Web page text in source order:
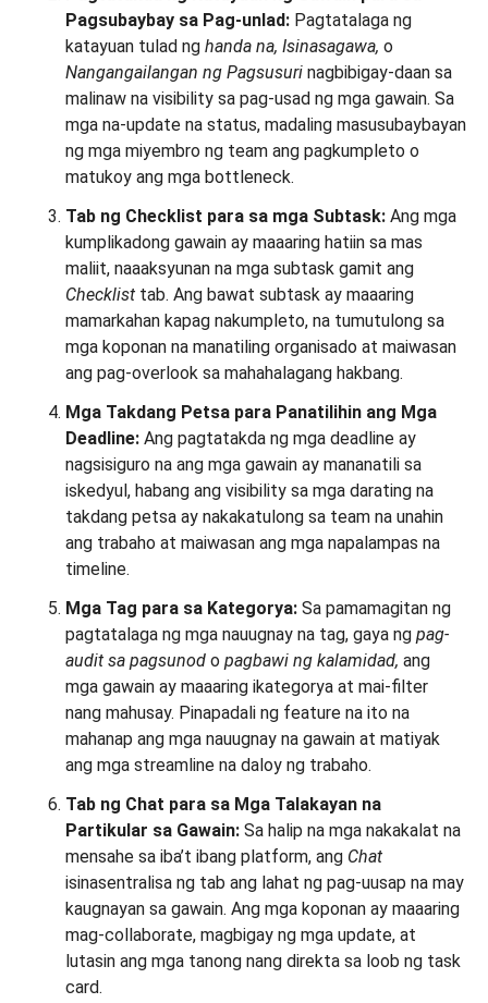
Pagsubaybay sa Pag-unlad: Pagtatalaga ng
katayuan tulad ng handa na, Isinasagawa, o
Nangangailangan ng Pagsusuri nagbibigay-daan sa
malinaw na visibility sa pag-usad ng mga gawain. Sa
mga na-update na status, madaling masusubaybayan
ng mga miyembro ng team ang pagkumpleto o
matukoy ang mga bottleneck.
Tab ng Checklist para sa mga Subtask: Ang mga
kumplikadong gawain ay maaaring hatiin sa mas
maliit, naaaksyunan na mga subtask gamit ang
Checklist tab. Ang bawat subtask ay maaaring
mamarkahan kapag nakumpleto, na tumutulong sa
mga koponan na manatiling organisado at maiwasan
ang pag-overlook sa mahahalagang hakbang.
Mga Takdang Petsa para Panatilihin ang Mga
Deadline: Ang pagtatakda ng mga deadline ay
nagsisiguro na ang mga gawain ay mananatili sa
iskedyul, habang ang visibility sa mga darating na
takdang petsa ay nakakatulong sa team na unahin
ang trabaho at maiwasan ang mga napalampas na
timeline.
Mga Tag para sa Kategorya: Sa pamamagitan ng
pagtatalaga ng mga nauugnay na tag, gaya ng pag-
audit sa pagsunod o pagbawi ng kalamidad, ang
mga gawain ay maaaring ikategorya at mai-filter
nang mahusay. Pinapadali ng feature na ito na
mahanap ang mga nauugnay na gawain at matiyak
ang mga streamline na daloy ng trabaho.
Tab ng Chat para sa Mga Talakayan na
Partikular sa Gawain: Sa halip na mga nakakalat na
mensahe sa iba’t ibang platform, ang Chat
isinasentralisa ng tab ang lahat ng pag-uusap na may
kaugnayan sa gawain. Ang mga koponan ay maaaring
mag-collaborate, magbigay ng mga update, at
lutasin ang mga tanong nang direkta sa loob ng task
card.